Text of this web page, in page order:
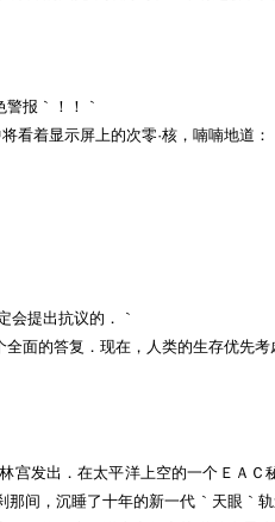
报｀！！｀
看着显示屏上的次零·核，喃喃地道：
提出抗议的．｀
面的答复．现在，人类的生存优先考
发出．在太平洋上空的一个ＥＡＣ
那间，沉睡了十年的新一代｀天眼｀